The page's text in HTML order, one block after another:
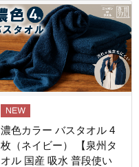
濃色カラー バスタオル 4
枚（ネイビー） 【泉州タ
オル 国産 吸水 普段使い